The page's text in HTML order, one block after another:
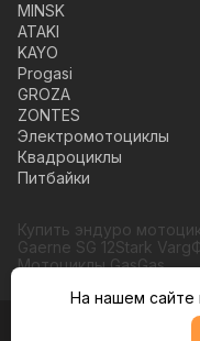
MINSK
ATAKI
KAYO
Progasi
GROZA
ZONTES
Электромотоциклы
Квадроциклы
Питбайки
Купить эндуро
Gaerne SG 12Stark Varg
Мотоциклы GasGas
© Moto365, Все права
На нашем сайте